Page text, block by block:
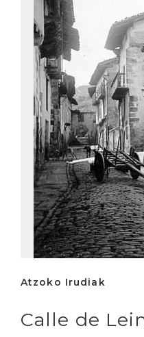
Atzoko Irudiak
Calle de